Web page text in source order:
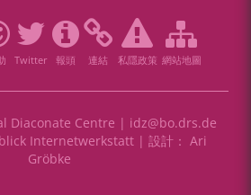
Twitter 報頭 連結 私隱政策 網站地圖
Diaconate Centre | idz@bo.drs.de
Internetwerkstatt | 設計： Ari
Gröbke